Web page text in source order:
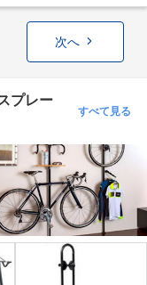
次へ
プレー
すべて見る